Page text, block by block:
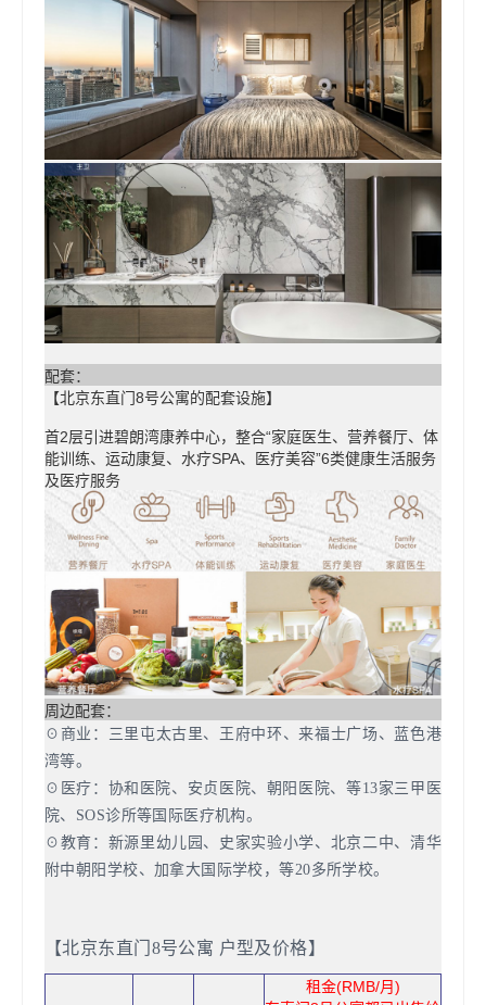
配套：
【北京东直门8号公寓的配套设施】
首2层引进碧朗湾康养中心，整合“家庭医生、营养餐厅、体
能训练、运动康复、水疗SPA、医疗美容”6类健康生活服务
及医疗服务
周边配套：
☉商业：三里屯太古里、王府中环、来福士广场、蓝色港
湾等。
☉医疗：协和医院、安贞医院、朝阳医院、等13家三甲医
院、SOS诊所等国际医疗机构。
☉教育：新源里幼儿园、史家实验小学、北京二中、清华
附中朝阳学校、加拿大国际学校，等20多所学校。
【北京东直门8号公寓 户型及价格】
租金(RMB/月)